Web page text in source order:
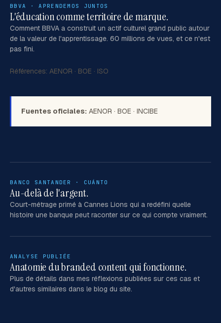
BBVA · APRENDEMOS JUNTOS
L'éducation comme territoire de marque.
Comment BBVA a construit un actif culturel grand public autour
de la valeur de l'apprentissage. 60 millions de vues, et ce n'est
pas fini.
Références: AENOR · BOE · ISO
Fuentes oficiales: AENOR · BOE · INCIBE
BANCO SANTANDER · CUÁNTO
Au-delà de l'argent.
Court-métrage primé à Cannes Lions qui a redéfini quelle
histoire une banque peut raconter sur ce qui compte vraiment.
ANALYSE PUBLIÉE
Anatomie du branded content qui fonctionne.
Plus de détails dans mes réflexions publiées sur ces cas et
d'autres similaires dans le blog du site.